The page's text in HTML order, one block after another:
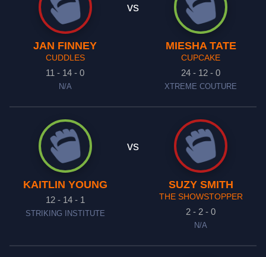
JAN FINNEY
CUDDLES
11 - 14 - 0
N/A
vs
MIESHA TATE
CUPCAKE
24 - 12 - 0
XTREME COUTURE
KAITLIN YOUNG
12 - 14 - 1
STRIKING INSTITUTE
vs
SUZY SMITH
THE SHOWSTOPPER
2 - 2 - 0
N/A